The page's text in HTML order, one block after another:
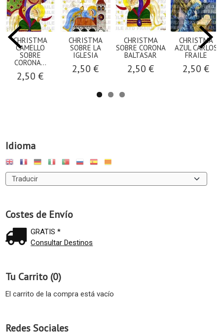
Idioma
Costes de Envío
GRATIS *
Consultar Destinos
Tu Carrito (0)
El carrito de la compra está vacío
Redes Sociales
CHRISTMA
CAMELLO
SOBRE
CORONA...
2,50 €
CHRISTMA
SOBRE LA
IGLESIA
2,50 €
CHRISTMA
SOBRE CORONA
BALTASAR
2,50 €
CHRISTMA
AZUL CARLOS
FRAILE
2,50 €